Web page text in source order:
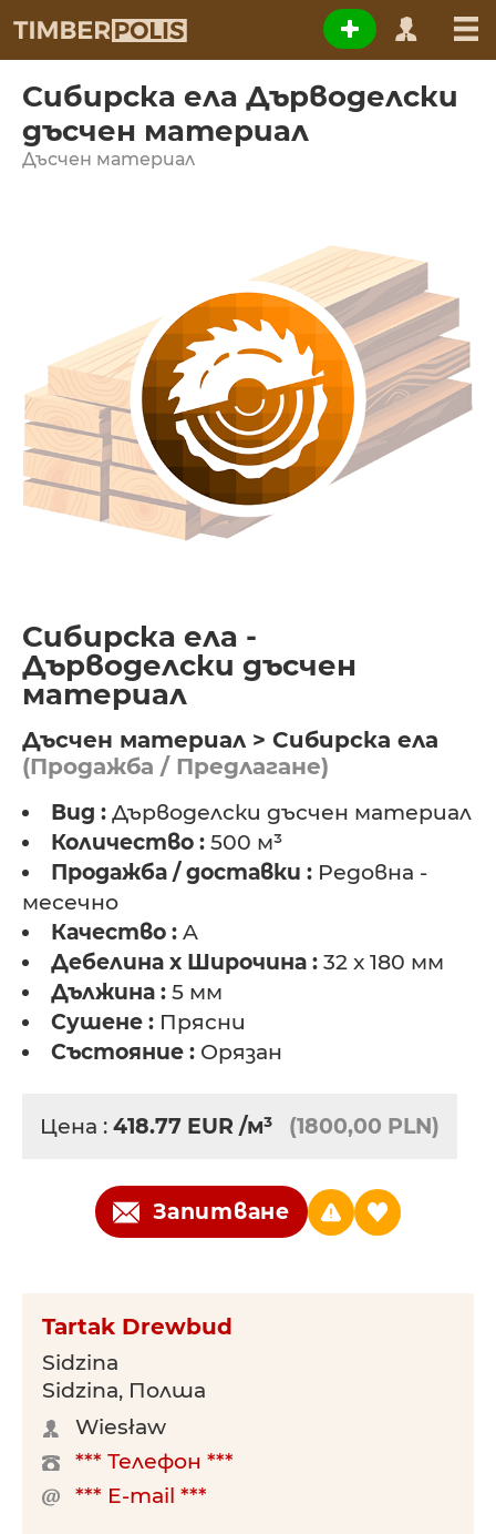
Сибирска ела Дърводелски
дъсчен материал
Дъсчен материал
Сибирска ела -
Дърводелски дъсчен
материал
Дъсчен материал > Сибирска ела
(Продажба / Предлагане)
Вид : Дърводелски дъсчен материал
Количество : 500 м³
Продажба / доставки : Редовна -
месечно
Качество : A
Дебелина х Широчина : 32 x 180 мм
Дължина : 5 мм
Сушене : Прясни
Състояние : Орязан
Цена : 418.77 EUR /м³ (1800,00 PLN)
Запитване
Tartak Drewbud
Sidzina
Sidzina, Полша
Wiesław
*** Телефон ***
*** E-mail ***